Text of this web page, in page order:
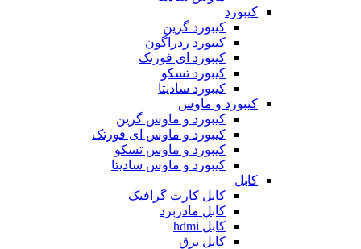
کیبورد
کیبورد گرین
کیبورد ردراگون
کیبورد ای فورتک
کیبورد تسکو
کیبورد سادیتا
کیبورد و ماوس
کیبورد و ماوس گرین
کیبورد و ماوس ای فورتک
کیبورد و ماوس تسکو
کیبورد و ماوس سادیتا
کابل
کابل کارت گرافیک
کابل مادربرد
کابل hdmi
کابل برق